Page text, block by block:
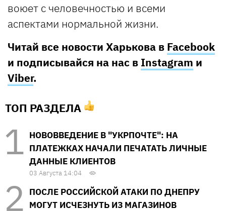
воюет с человечностью и всеми
аспектами нормальной жизни.
Читай все новости Харькова в Facebook
и подписывайся на нас в Instagram и
Viber.
ТОП РАЗДЕЛА
НОВОВВЕДЕНИЕ В "УКРПОЧТЕ": НА
ПЛАТЕЖКАХ НАЧАЛИ ПЕЧАТАТЬ ЛИЧНЫЕ
ДАННЫЕ КЛИЕНТОВ
03 Августа 14:04
ПОСЛЕ РОССИЙСКОЙ АТАКИ ПО ДНЕПРУ
МОГУТ ИСЧЕЗНУТЬ ИЗ МАГАЗИНОВ